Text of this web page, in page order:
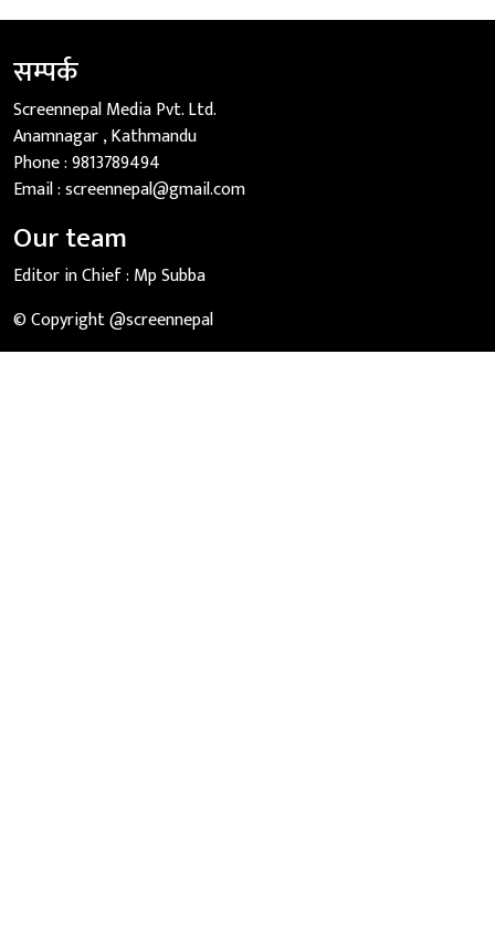
सम्पर्क
Screennepal Media Pvt. Ltd.
Anamnagar , Kathmandu
Phone :9813789494
Email :screennepal@gmail.com
Our team
Editor in Chief : Mp Subba
© Copyright @screennepal